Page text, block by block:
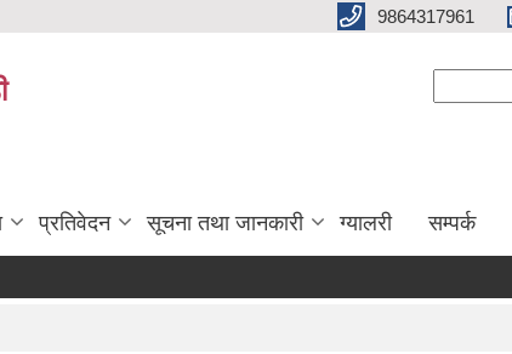
9864317961
प्रतिवेदन सूचना तथा जानकारी ग्यालरी सम्पर्क